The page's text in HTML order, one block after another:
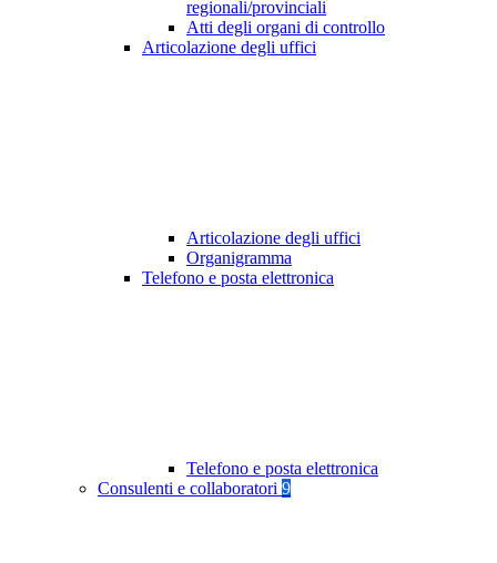
regionali/provinciali
Atti degli organi di controllo
Articolazione degli uffici
Articolazione degli uffici
Organigramma
Telefono e posta elettronica
Telefono e posta elettronica
Consulenti e collaboratori 9